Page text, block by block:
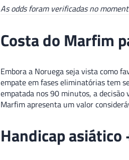
As odds foram verificadas no
Costa do Marfim
Embora a Noruega seja vista como
empate em fases eliminatórias tem
empatada nos 90 minutos, a decisão
Marfim apresenta um valor
Handicap asiático